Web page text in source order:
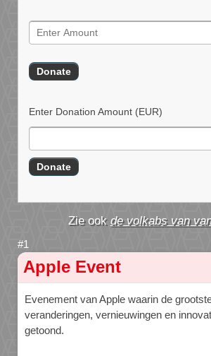
Enter Donation Amount (EUR)
de volkabs van
Apple Event
Evenement van Apple waarin de
veranderingen, vernieuwingen en
getoond.